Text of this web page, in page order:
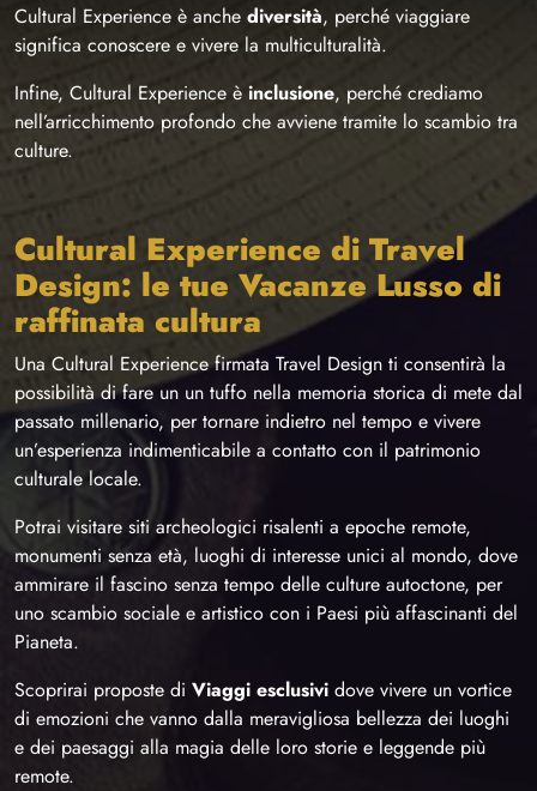
Cultural Experience è anche diversità, perché viaggiare
significa conoscere e vivere la multiculturalità.
Infine, Cultural Experience è inclusione, perché crediamo
nell’arricchimento profondo che avviene tramite lo scambio tra
culture.
Cultural Experience di Travel
Design: le tue Vacanze Lusso di
raffinata cultura
Una Cultural Experience firmata Travel Design ti consentirà la
possibilità di fare un un tuffo nella memoria storica di mete dal
passato millenario, per tornare indietro nel tempo e vivere
un’esperienza indimenticabile a contatto con il patrimonio
culturale locale.
Potrai visitare siti archeologici risalenti a epoche remote,
monumenti senza età, luoghi di interesse unici al mondo, dove
ammirare il fascino senza tempo delle culture autoctone, per
uno scambio sociale e artistico con i Paesi più affascinanti del
Pianeta.
Scoprirai proposte di Viaggi esclusivi dove vivere un vortice
di emozioni che vanno dalla meravigliosa bellezza dei luoghi
e dei paesaggi alla magia delle loro storie e leggende più
remote.